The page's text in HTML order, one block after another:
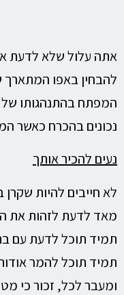
אתה עלול שלא לדעת
להבחין באפו המתארך
המפתח בהתנהגותו
נכונים בהכרח כאשר
נעים להכיר אותך
לא חייבים להיות
מאד לדעת לזהות את
תמיד תוכל לדעת עם
תמיד תוכל להמר
ומעבר לכל, זכור כי